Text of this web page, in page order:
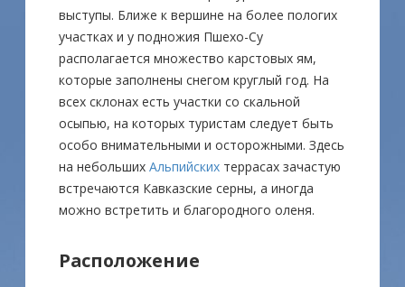
выступы. Ближе к вершине на более пологих
участках и у подножия Пшехо-Су
располагается множество карстовых ям,
которые заполнены снегом круглый год. На
всех склонах есть участки со скальной
осыпью, на которых туристам следует быть
особо внимательными и осторожными. Здесь
на небольшихАльпийских террасах зачастую
встречаются Кавказские серны, а иногда
можно встретить и благородного оленя.
Расположение